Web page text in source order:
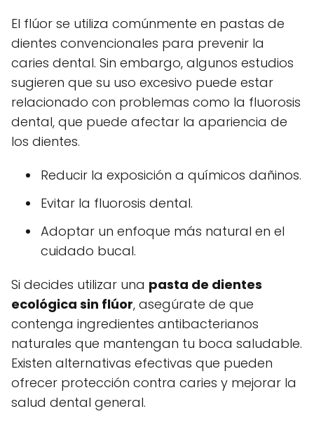
El flúor se utiliza comúnmente en pastas de
dientes convencionales para prevenir la
caries dental. Sin embargo, algunos estudios
sugieren que su uso excesivo puede estar
relacionado con problemas como la fluorosis
dental, que puede afectar la apariencia de
los dientes.
Reducir la exposición a químicos dañinos.
Evitar la fluorosis dental.
Adoptar un enfoque más natural en el
cuidado bucal.
Si decides utilizar una pasta de dientes
ecológica sin flúor, asegúrate de que
contenga ingredientes antibacterianos
naturales que mantengan tu boca saludable.
Existen alternativas efectivas que pueden
ofrecer protección contra caries y mejorar la
salud dental general.